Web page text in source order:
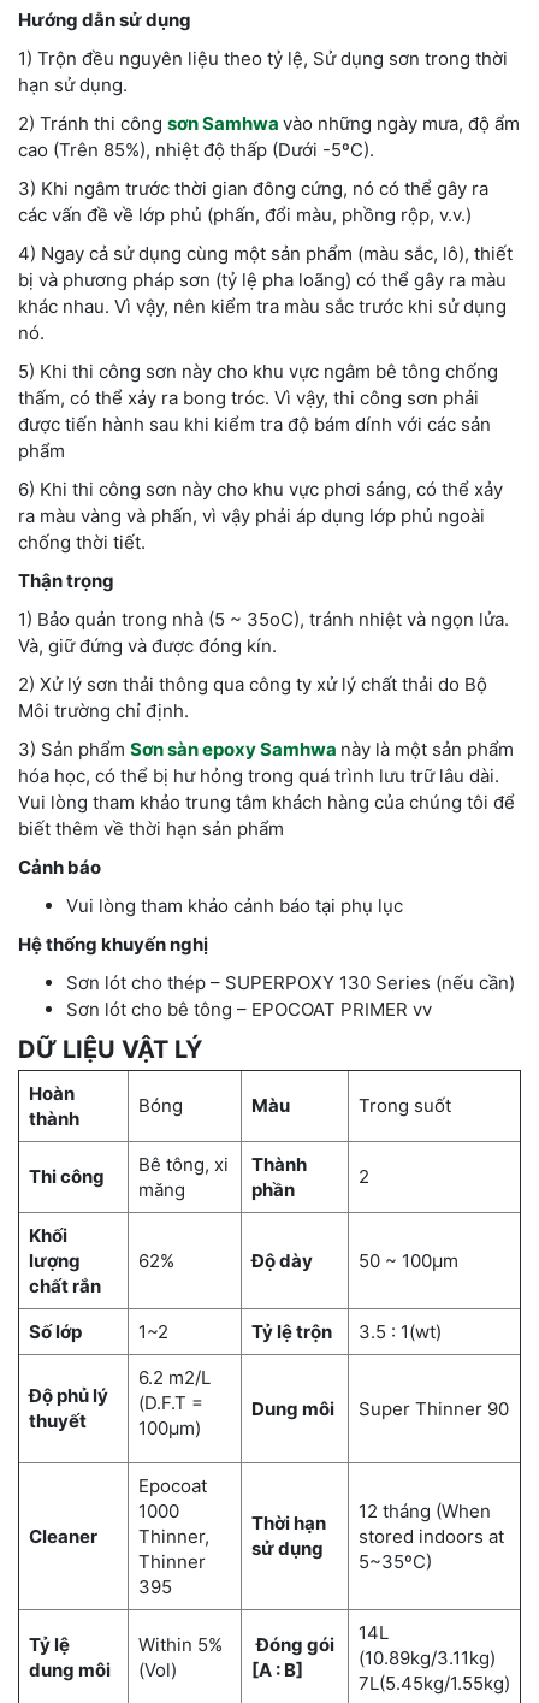
Hướng dẫn sử dụng
1) Trộn đều nguyên liệu theo tỷ lệ, Sử dụng sơn trong thời
hạn sử dụng.
2) Tránh thi công sơn Samhwa vào những ngày mưa, độ ẩm
cao (Trên 85%), nhiệt độ thấp (Dưới -5ºC).
3) Khi ngâm trước thời gian đông cứng, nó có thể gây ra
các vấn đề về lớp phủ (phấn, đổi màu, phồng rộp, v.v.)
4) Ngay cả sử dụng cùng một sản phẩm (màu sắc, lô), thiết
bị và phương pháp sơn (tỷ lệ pha loãng) có thể gây ra màu
khác nhau. Vì vậy, nên kiểm tra màu sắc trước khi sử dụng
nó.
5) Khi thi công sơn này cho khu vực ngâm bê tông chống
thấm, có thể xảy ra bong tróc. Vì vậy, thi công sơn phải
được tiến hành sau khi kiểm tra độ bám dính với các sản
phẩm
6) Khi thi công sơn này cho khu vực phơi sáng, có thể xảy
ra màu vàng và phấn, vì vậy phải áp dụng lớp phủ ngoài
chống thời tiết.
Thận trọng
1) Bảo quản trong nhà (5 ~ 35oC), tránh nhiệt và ngọn lửa.
Và, giữ đứng và được đóng kín.
2) Xử lý sơn thải thông qua công ty xử lý chất thải do Bộ
Môi trường chỉ định.
3) Sản phẩm Sơn sàn epoxy Samhwa này là một sản phẩm
hóa học, có thể bị hư hỏng trong quá trình lưu trữ lâu dài.
Vui lòng tham khảo trung tâm khách hàng của chúng tôi để
biết thêm về thời hạn sản phẩm
Cảnh báo
Vui lòng tham khảo cảnh báo tại phụ lục
Hệ thống khuyến nghị
Sơn lót cho thép – SUPERPOXY 130 Series (nếu cần)
Sơn lót cho bê tông – EPOCOAT PRIMER vv
DỮ LIỆU VẬT LÝ
Hoàn
thành
Bóng Màu Trong suốt
Thi công
Bê tông, xi
măng
Thành
phần
2
Khối
lượng
chất rắn
62% Độ dày 50 ~ 100μm
Số lớp 1~2 Tỷ lệ trộn 3.5 : 1(wt)
Độ phủ lý
thuyết
6.2 m2/L
(D.F.T =
100μm)
Dung môi Super Thinner 90
Cleaner
Epocoat
1000
Thinner,
Thinner
395
Thời hạn
sử dụng
12 tháng (When
stored indoors at
5~35ºC)
Tỷ lệ
dung môi
Within 5%
(Vol)
Đóng gói
[A : B]
14L
(10.89kg/3.11kg)
7L(5.45kg/1.55kg)